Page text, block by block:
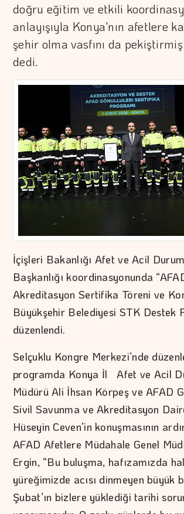
doğru eğitim ve etkili
anlayışıyla Konya'nın afetlere
şehir olma vasfını da
dedi.
İçişleri Bakanlığı Afet ve Acil
Başkanlığı koordinasyonunda
Akreditasyon Sertifika Töreni ve
Büyükşehir Belediyesi STK Destek
düzenlendi.
Selçuklu Kongre Merkezi’nde
programda Konya İl Afet ve Acil
Müdürü Ali İhsan Körpeş ve AFAD
Sivil Savunma ve Akreditasyon
Hüseyin Ceven’in konuşmasının
AFAD Afetlere Müdahale Genel
Ergin, “Bu buluşma, hafızamızda
yüreğimizde acısı dinmeyen büyük
Şubat’ın bizlere yüklediği tarihi